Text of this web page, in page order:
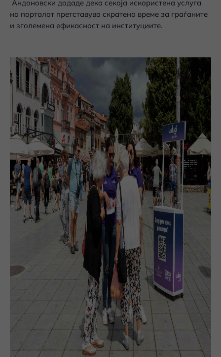
Андоновски додаде дека секоја искористена услуга
на порталот претставува скратено време за граѓаните
и зголемена ефикасност на институциите.